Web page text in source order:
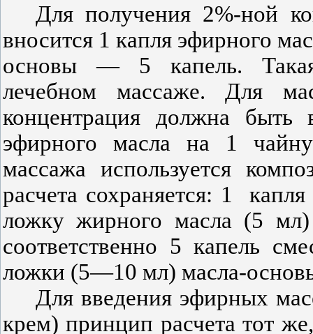
Для получения 2%-ной
вносится 1 капля эфирного
основы — 5 капель. Такая
лечебном массаже. Для
концентрация должна
эфирного масла на 1
массажа используется
расчета сохраняется: 1
ложку жирного масла (5 мл)
соответственно 5 капель
ложки (5—10 мл) масла-
Для введения эфирных
крем) принцип расчета тот